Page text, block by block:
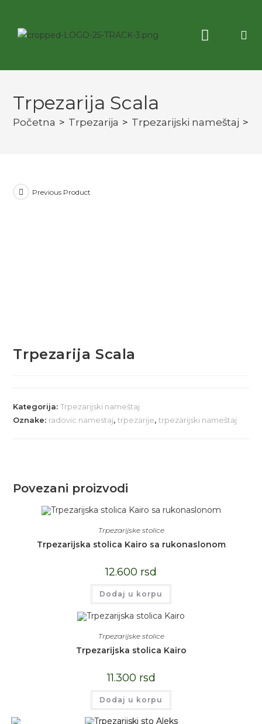
Trpezarija Scala
Početna > Trpezarija > Trpezarijski nameštaj >
Previous Product
Trpezarija Scala
Kategorija:Trpezarijski nameštaj
Oznake: radovic namestaj,trpezarije,trpezarijski nameštaj
Povezani proizvodi
Trpezarijske stolice
Trpezarijska stolica Kairo sa rukonaslonom
12.600 rsd
Dodaj u korpu
Trpezarijske stolice
Trpezarijska stolica Kairo
11.300 rsd
Dodaj u korpu